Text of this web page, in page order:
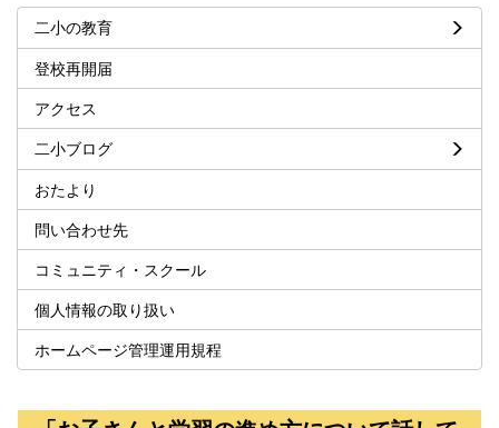
二小の教育
登校再開届
アクセス
二小ブログ
おたより
問い合わせ先
コミュニティ・スクール
個人情報の取り扱い
ホームページ管理運用規程